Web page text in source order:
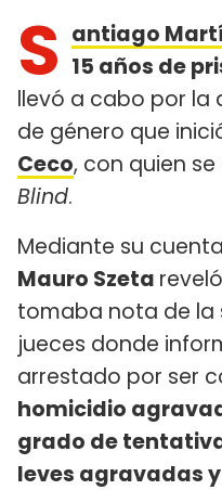
S antiago
15 años de
llevó a cabo por la
de género que
Ceco, con quien
Blind.
Mediante su
Mauro Szeta
tomaba nota de la
jueces donde
arrestado por ser
homicidio
grado de
leves agravadas